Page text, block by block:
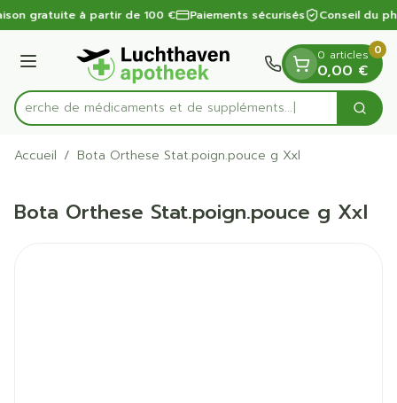
Aller au contenu
1 de 1
gratuite à partir de 100 € Paiements sécurisés Conseil du
Menu
Rechercherde médicaments et de suppléments...
0 articles
0,00 €
0
Accueil / Bota Orthese Stat.poign.pouce g Xxl
Bota Orthese Stat.poign.pouce g Xxl